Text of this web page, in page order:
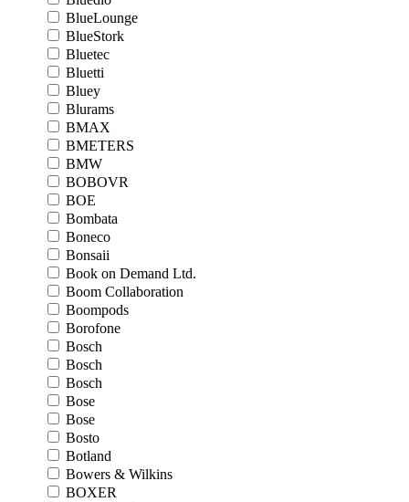
BlueLounge
BlueStork
Bluetec
Bluetti
Bluey
Blurams
BMAX
BMETERS
BMW
BOBOVR
BOE
Bombata
Boneco
Bonsaii
Book on Demand Ltd.
Boom Collaboration
Boompods
Borofone
Bosch
Bosch
Bosch
Bose
Bose
Bosto
Botland
Bowers & Wilkins
BOXER